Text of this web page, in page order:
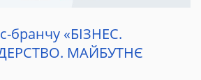
бранчу «БІЗНЕС.
МАЙБУТНЄ